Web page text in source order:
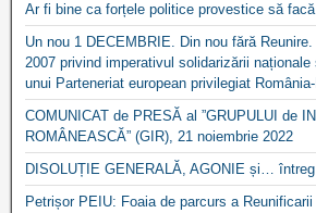
Ar fi bine ca forțele politice provestice să
Un nou 1 DECEMBRIE. Din nou fără
2007 privind imperativul solidarizării
unui Parteneriat european privilegiat România-
COMUNICAT de PRESĂ al ”GRUPULUI de
ROMÂNEASCĂ” (GIR), 21 noiembrie 2022
DISOLUȚIE GENERALĂ, AGONIE și…
Petrișor PEIU: Foaia de parcurs a